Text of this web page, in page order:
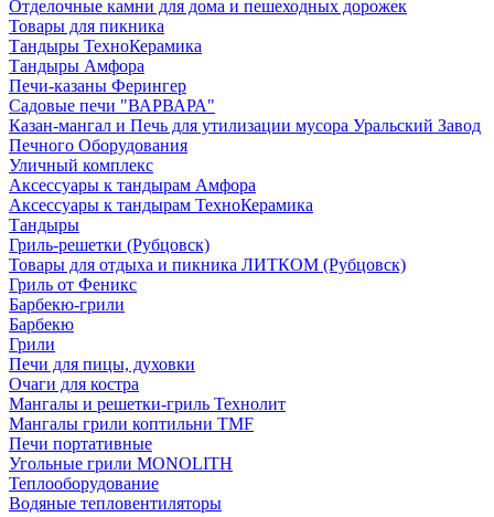
Отделочные камни для дома и пешеходных дорожек
Товары для пикника
Тандыры ТехноКерамика
Тандыры Амфора
Печи-казаны Ферингер
Садовые печи "ВАРВАРА"
Казан-мангал и Печь для утилизации мусора Уральский Завод
Печного Оборудования
Уличный комплекс
Аксессуары к тандырам Амфора
Аксессуары к тандырам ТехноКерамика
Тандыры
Гриль-решетки (Рубцовск)
Товары для отдыха и пикника ЛИТКОМ (Рубцовск)
Гриль от Феникс
Барбекю-грили
Барбекю
Грили
Печи для пицы, духовки
Очаги для костра
Мангалы и решетки-гриль Технолит
Мангалы грили коптильни TMF
Печи портативные
Угольные грили MONOLITH
Теплооборудование
Водяные тепловентиляторы